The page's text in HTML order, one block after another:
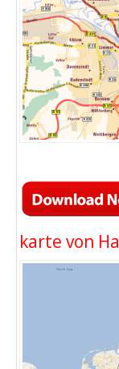
karte von